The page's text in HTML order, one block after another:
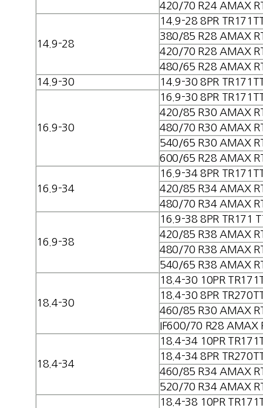
420/70 R24 AMAX
14.9-28
14.9-28 8PR
380/85 R28 AMAX
420/70 R28 AMAX
480/65 R28 AMAX
14.9-30
14.9-30 8PR
16.9-30
16.9-30 8PR
420/85 R30 AMAX
480/70 R30 AMAX
540/65 R30 AMAX
600/65 R28 AMAX
16.9-34
16.9-34 8PR
420/85 R34 AMAX
480/70 R34 AMAX
16.9-38
16.9-38 8PR TR171
420/85 R38 AMAX
480/70 R38 AMAX
540/65 R38 AMAX
18.4-30
18.4-30 10PR
18.4-30 8PR
460/85 R30 AMAX
IF600/70 R28 AMAX
18.4-34
18.4-34 10PR
18.4-34 8PR
460/85 R34 AMAX
520/70 R34 AMAX
18.4-38 10PR